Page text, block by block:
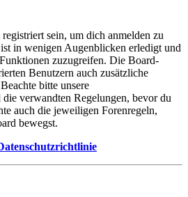
sein, um dich anmelden zu
in wenigen Augenblicken erledigt und
zuzugreifen. Die Board-
Benutzern auch zusätzliche
bitte unsere
verwandten Regelungen, bevor du
auch die jeweiligen Forenregeln,
bewegst.